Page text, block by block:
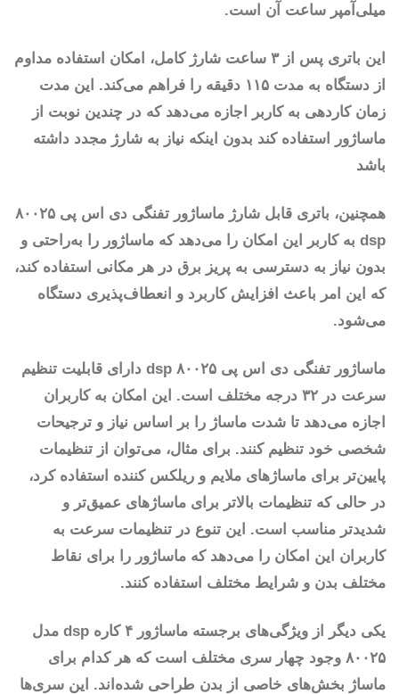
میلی‌آمپر ساعت آن است.
این باتری پس از ۳ ساعت شارژ کامل، امکان استفاده مداوم
از دستگاه به مدت ۱۱۵ دقیقه را فراهم می‌کند. این مدت
زمان کاردهی به کاربر اجازه می‌دهد که در چندین نوبت از
ماساژور استفاده کند بدون اینکه نیاز به شارژ مجدد داشته
باشد
همچنین، باتری قابل شارژ ماساژور تفنگی دی اس پی ۸۰۰۲۵
dsp به کاربر این امکان را می‌دهد که ماساژور را به‌راحتی و
بدون نیاز به دسترسی به پریز برق در هر مکانی استفاده کند،
که این امر باعث افزایش کاربرد و انعطاف‌پذیری دستگاه
می‌شود.
ماساژور تفنگی دی اس پی ۸۰۰۲۵ dsp دارای قابلیت تنظیم
سرعت در ۳۲ درجه مختلف است. این امکان به کاربران
اجازه می‌دهد تا شدت ماساژ را بر اساس نیاز و ترجیحات
شخصی خود تنظیم کنند. برای مثال، می‌توان از تنظیمات
پایین‌تر برای ماساژهای ملایم و ریلکس کننده استفاده کرد،
در حالی که تنظیمات بالاتر برای ماساژهای عمیق‌تر و
شدیدتر مناسب است. این تنوع در تنظیمات سرعت به
کاربران این امکان را می‌دهد که ماساژور را برای نقاط
مختلف بدن و شرایط مختلف استفاده کنند.
یکی دیگر از ویژگی‌های برجسته ماساژور ۴ کاره dsp مدل
۸۰۰۲۵ وجود چهار سری مختلف است که هر کدام برای
ماساژ بخش‌های خاصی از بدن طراحی شده‌اند. این سری‌ها